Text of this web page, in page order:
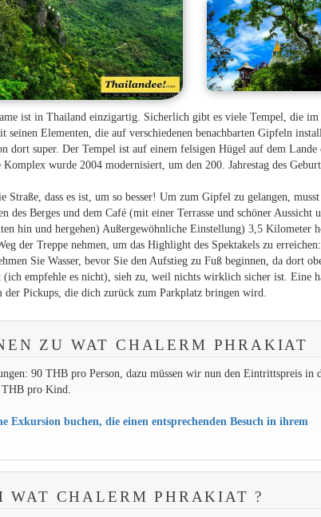
ist in Thailand einzigartig. Sicherlich gibt es viele Tempel, die im
seinen Elementen, die auf verschiedenen benachbarten Gipfeln
super. Der Tempel ist auf einem felsigen Hügel auf dem Lande
wurde 2004 modernisiert, um den 200. Jahrestag des
dass es ist, um so besser! Um zum Gipfel zu gelangen,
des Berges und dem Café (mit einer Terrasse und schöner Aussicht
hin und hergehen) Außergewöhnliche Einstellung) 3,5 Kilometer
der Treppe nehmen, um das Highlight des Spektakels zu
Sie Wasser, bevor Sie den Aufstieg zu Fuß beginnen, da dort
empfehle es nicht), sieh zu, weil nichts wirklich sicher ist. Eine
Pickups, die dich zurück zum Parkplatz bringen wird.
ZU WAT CHALERM PHRAKIAT
90 THB pro Person, dazu müssen wir nun den Eintrittspreis in
THB pro Kind.
Exkursion buchen, die einen entsprechenden Besuch in ihrem
CHALERM PHRAKIAT ?